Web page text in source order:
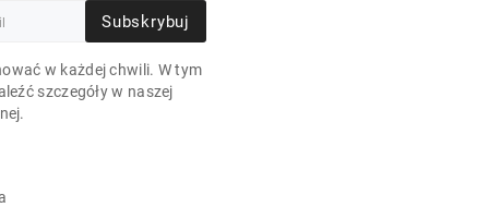
Subskrybuj
w każdej chwili. W tym
szczegóły w naszej